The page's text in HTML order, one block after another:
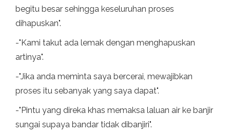
begitu besar sehingga keseluruhan proses
dihapuskan".
-"Kami takut ada lemak dengan menghapuskan
artinya".
-"Jika anda meminta saya bercerai, mewajibkan
proses itu sebanyak yang saya dapat".
-"Pintu yang direka khas memaksa laluan air ke banjir
sungai supaya bandar tidak dibanjiri".